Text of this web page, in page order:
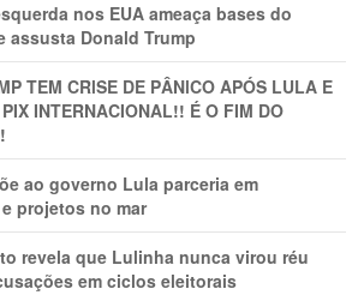
nos EUA ameaça bases do
assusta Donald Trump
TEM CRlSE DE PÂNlCO APÓS LULA E
INTERNACIONAL!! É O FIM DO
ao governo Lula parceria em
projetos no mar
revela que Lulinha nunca virou réu
em ciclos eleitorais